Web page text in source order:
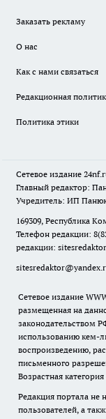
Заказать рекламу
О нас
Как с нами связаться
Редакционная
Политика этики
Сетевое издание
Главный редактор:
Учредитель: ИП
169309, Республика
Телефон редакции:
редакции:
Сетевое издание
размещенная на
законодательством
использованию кем-
воспроизведению,
письменного
Возрастная категория
Редакция портала не
пользователей, а